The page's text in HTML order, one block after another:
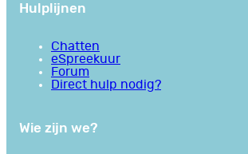
Hulplijnen
Chatten
eSpreekuur
Forum
Direct hulp nodig?
Wie zijn we?